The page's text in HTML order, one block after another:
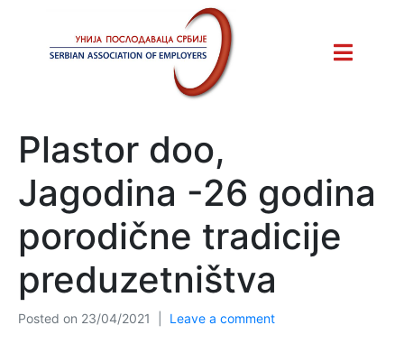
Plastor doo,
Jagodina -26 godina
porodične tradicije
preduzetništva
Posted on 23/04/2021 Leave a comment